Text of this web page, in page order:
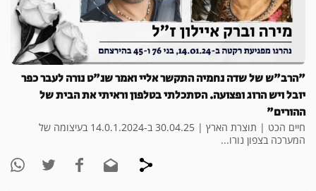
"הרב"ש של שדה נחמיה התקשר אליי ואמר שנ"ט נורה לעבר כפר
יובל ויש הרוג ופצועה. הסתכלתי בטלפון וראיתי את הבית של
ההורים"
חיים הכט | תוצרת הארץ | 30.04.25 ב-14.0.1.2024 בעיצומה של
המערכה בצפון נורו...